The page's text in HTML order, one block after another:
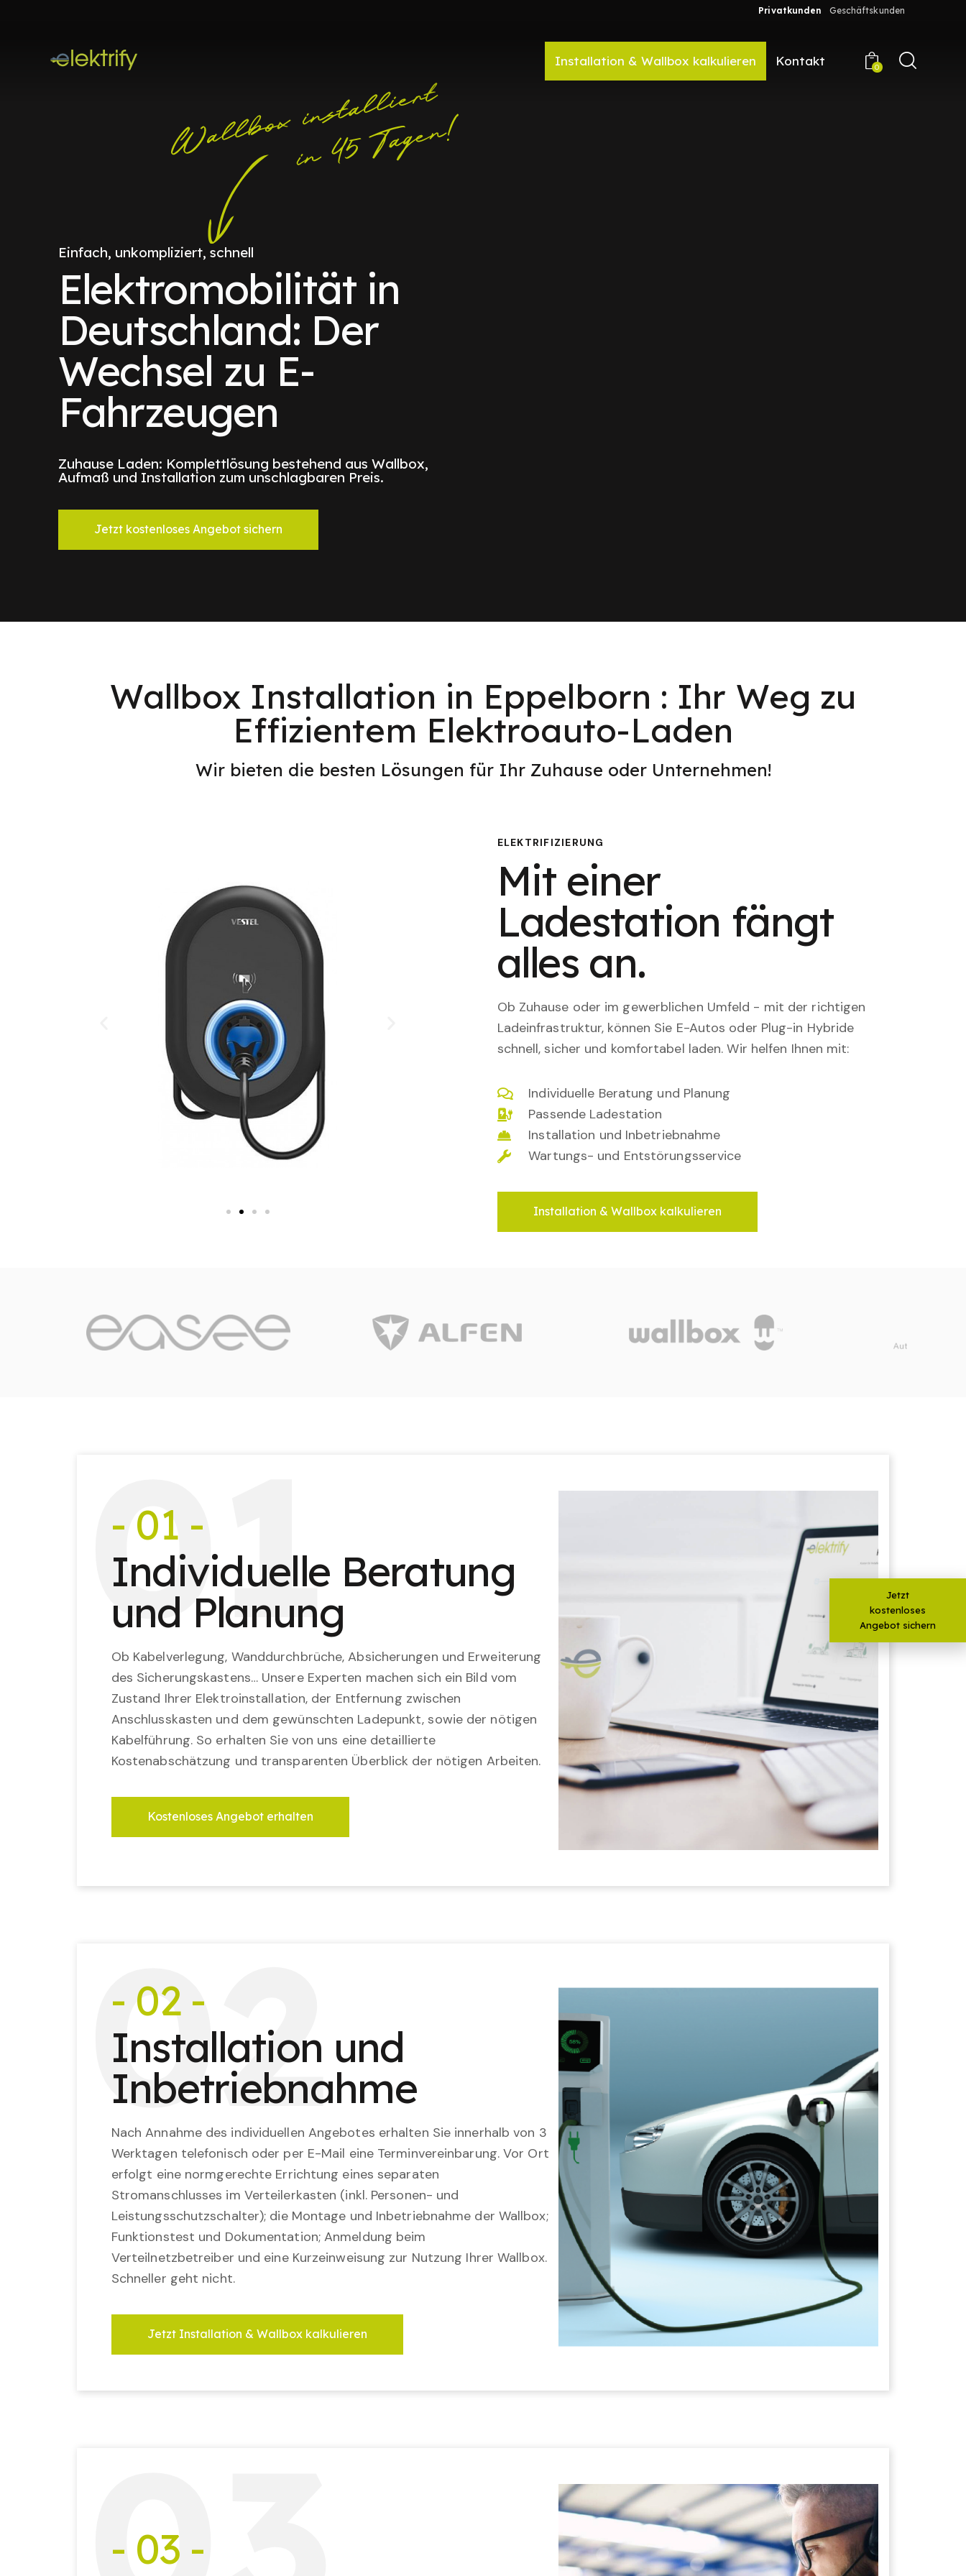
Privatkunden Geschäftskunden
Installation & Wallbox kalkulieren Kontakt 0
Einfach, unkompliziert, schnell
Elektromobilität in
Deutschland: Der
Wechsel zu E-
Fahrzeugen
Zuhause Laden: Komplettlösung bestehend aus Wallbox,
Aufmaß und Installation zum unschlagbaren Preis.
Jetzt kostenloses Angebot sichern
Wallbox Installation in Eppelborn : Ihr Weg zu
Effizientem Elektroauto-Laden
Wir bieten die besten Lösungen für Ihr Zuhause oder Unternehmen!
ELEKTRIFIZIERUNG
Mit einer
Ladestation fängt
alles an.
Ob Zuhause oder im gewerblichen Umfeld - mit der richtigen
Ladeinfrastruktur, können Sie E-Autos oder Plug-in Hybride
schnell, sicher und komfortabel laden. Wir helfen Ihnen mit:
Individuelle Beratung und Planung
Passende Ladestation
Installation und Inbetriebnahme
Wartungs- und Entstörungsservice
Installation & Wallbox kalkulieren
01
- 01 -
Individuelle Beratung
und Planung
Ob Kabelverlegung, Wanddurchbrüche, Absicherungen und Erweiterung
des Sicherungskastens… Unsere Experten machen sich ein Bild vom
Zustand Ihrer Elektroinstallation, der Entfernung zwischen
Anschlusskasten und dem gewünschten Ladepunkt, sowie der nötigen
Kabelführung. So erhalten Sie von uns eine detaillierte
Kostenabschätzung und transparenten Überblick der nötigen Arbeiten.
Kostenloses Angebot erhalten
02
- 02 -
Installation und
Inbetriebnahme
Nach Annahme des individuellen Angebotes erhalten Sie innerhalb von 3
Werktagen telefonisch oder per E-Mail eine Terminvereinbarung. Vor Ort
erfolgt eine normgerechte Errichtung eines separaten
Stromanschlusses im Verteilerkasten (inkl. Personen- und
Leistungsschutzschalter); die Montage und Inbetriebnahme der Wallbox;
Funktionstest und Dokumentation; Anmeldung beim
Verteilnetzbetreiber und eine Kurzeinweisung zur Nutzung Ihrer Wallbox.
Schneller geht nicht.
Jetzt Installation & Wallbox kalkulieren
- 03 -
Jetzt
kostenloses
Angebot sichern